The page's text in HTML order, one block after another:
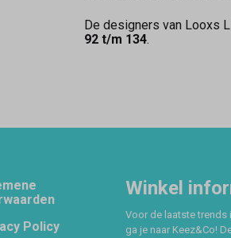
De designers van Looxs
92 t/m 134.
Policy
Winkel
Voor de laatste trends
ga je naar Keez&Co!